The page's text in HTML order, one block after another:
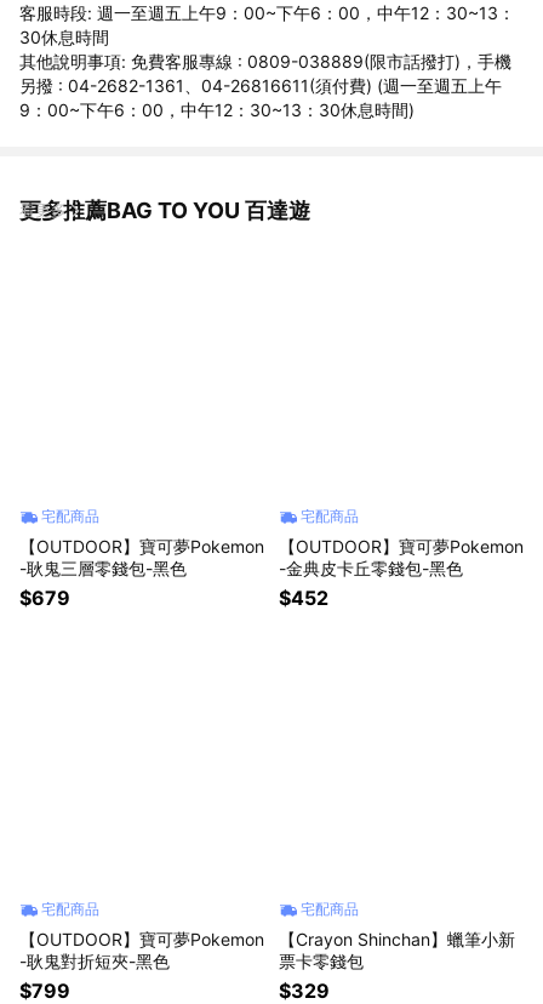
客服時段: 週一至週五上午9：00~下午6：00，中午12：30~13：
30休息時間
其他說明事項: 免費客服專線 : 0809-038889(限市話撥打)，手機
另撥 : 04-2682-1361、04-26816611(須付費) (週一至週五上午
9：00~下午6：00，中午12：30~13：30休息時間)
更多推薦BAG TO YOU 百達遊
看更多
宅配商品
【OUTDOOR】寶可夢Pokemon
-耿鬼三層零錢包-黑色
$679
宅配商品
【OUTDOOR】寶可夢Pokemon
-金典皮卡丘零錢包-黑色
$452
宅配商品
【OUTDOOR】寶可夢Pokemon
-耿鬼對折短夾-黑色
$799
宅配商品
【Crayon Shinchan】蠟筆小新
票卡零錢包
$329